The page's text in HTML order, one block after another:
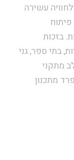
עשירה
בזכות
בתי ספר, גני
מתקני
מתכנון